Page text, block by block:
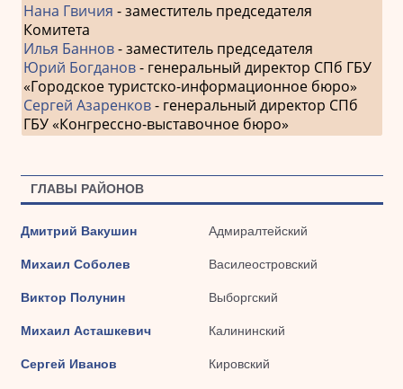
Нана Гвичия - заместитель председателя
Комитета
Илья Баннов- заместитель председателя
Юрий Богданов- генеральный директор СПб ГБУ
«Городское туристско-информационное бюро»
Сергей Азаренков- генеральный директор СПб
ГБУ «Конгрессно-выставочное бюро»
ГЛАВЫ РАЙОНОВ
Дмитрий Вакушин Адмиралтейский
Михаил Соболев Василеостровский
Виктор Полунин Выборгский
Михаил Асташкевич Калининский
Сергей Иванов Кировский